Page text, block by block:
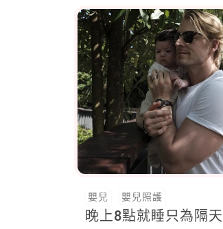
嬰兒 嬰兒照護
晚上8點就睡只為隔天